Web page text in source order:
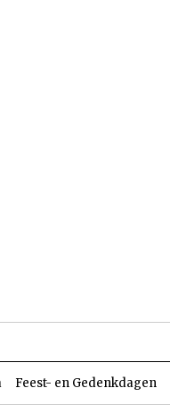
Feest- en Gedenkdagen